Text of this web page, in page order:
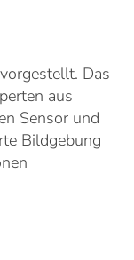
Das
aus
Sensor und
Bildgebung